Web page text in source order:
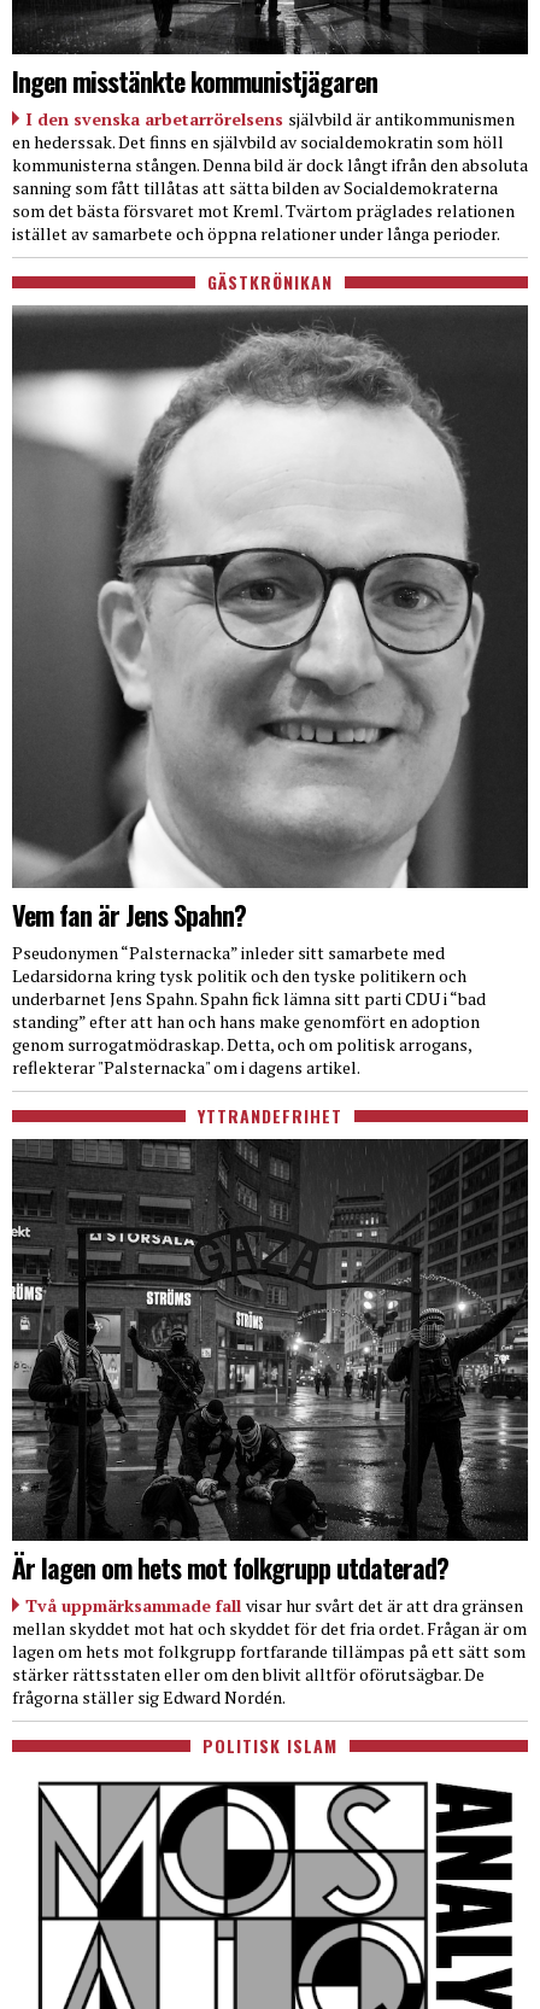
Ingen misstänkte kommunistjägaren
I den svenska arbetarrörelsens självbild är antikommunismen
en hederssak. Det finns en självbild av socialdemokratin som höll
kommunisterna stången. Denna bild är dock långt ifrån den absoluta
sanning som fått tillåtas att sätta bilden av Socialdemokraterna
som det bästa försvaret mot Kreml. Tvärtom präglades relationen
istället av samarbete och öppna relationer under långa perioder.
GÄSTKRÖNIKAN
Vem fan är Jens Spahn?
Pseudonymen “Palsternacka” inleder sitt samarbete med
Ledarsidorna kring tysk politik och den tyske politikern och
underbarnet Jens Spahn. Spahn fick lämna sitt parti CDU i “bad
standing” efter att han och hans make genomfört en adoption
genom surrogatmödraskap. Detta, och om politisk arrogans,
reflekterar "Palsternacka" om i dagens artikel.
YTTRANDEFRIHET
Är lagen om hets mot folkgrupp utdaterad?
Två uppmärksammade fall visar hur svårt det är att dra gränsen
mellan skyddet mot hat och skyddet för det fria ordet. Frågan är om
lagen om hets mot folkgrupp fortfarande tillämpas på ett sätt som
stärker rättsstaten eller om den blivit alltför oförutsägbar. De
frågorna ställer sig Edward Nordén.
POLITISK ISLAM